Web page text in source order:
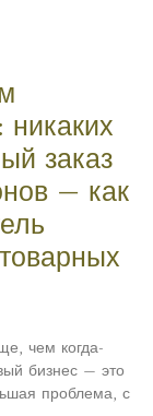
никаких
заказ
— как
чем когда-
бизнес — это
проблема, с